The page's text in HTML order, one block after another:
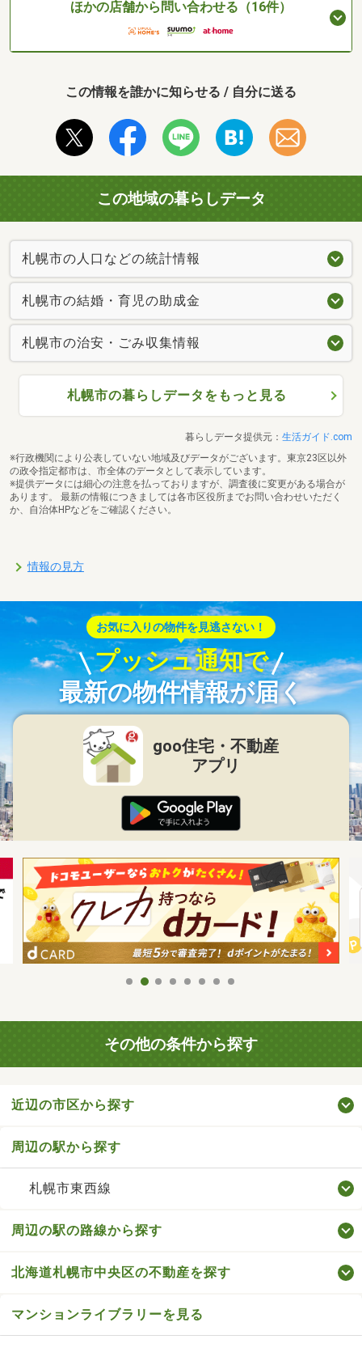
ほかの店舗から問い合わせる（16件）
この情報を誰かに知らせる / 自分に送る
この地域の暮らしデータ
札幌市の人口などの統計情報
札幌市の結婚・育児の助成金
札幌市の治安・ごみ収集情報
札幌市の暮らしデータをもっと見る
暮らしデータ提供元： 生活ガイド.com
※行政機関により公表していない地域及びデータがございます。東京23区以外
の政令指定都市は、市全体のデータとして表示しています。
※提供データには細心の注意を払っておりますが、調査後に変更がある場合が
あります。 最新の情報につきましては各市区役所までお問い合わせいただく
か、自治体HPなどをご確認ください。
情報の見方
お気に入りの物件を見逃さない！
プッシュ通知で
最新の物件情報が届く
goo住宅・不動産
アプリ
その他の条件から探す
近辺の市区から探す
周辺の駅から探す
札幌市東西線
周辺の駅の路線から探す
北海道札幌市中央区の不動産を探す
マンションライブラリーを見る